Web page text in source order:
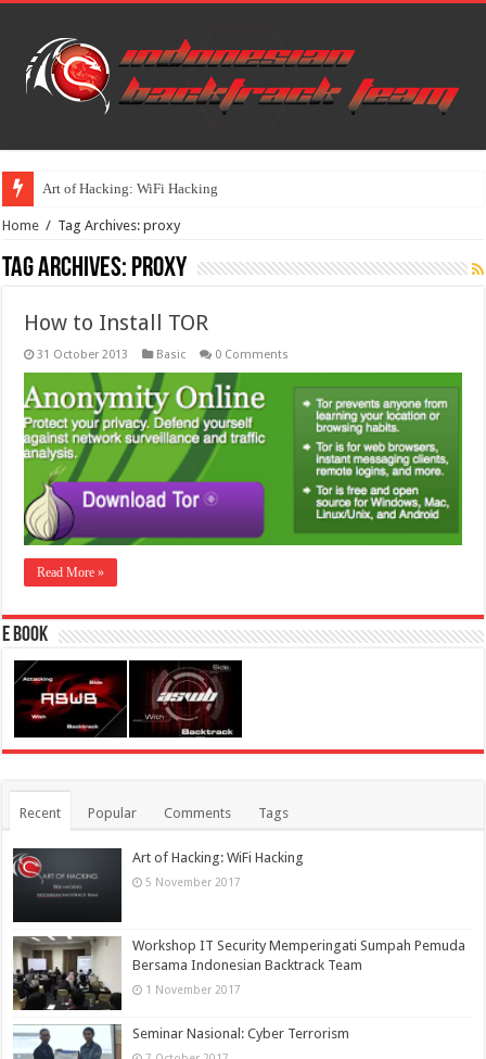
Art of Hacking: WiFi Hacking
Home / Tag Archives: proxy
Tag Archives: proxy
How to Install TOR
31 October 2013 Basic 0 Comments
Read More »
E Book
Recent Popular Comments Tags
Art of Hacking: WiFi Hacking
5 November 2017
Workshop IT Security Memperingati Sumpah Pemuda
Bersama Indonesian Backtrack Team
1 November 2017
Seminar Nasional: Cyber Terrorism